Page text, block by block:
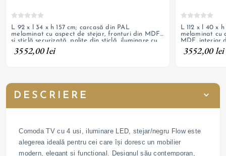
L 92 x l 34 x h 157 cm; carcasă din PAL
melaminat cu aspect de stejar, fronturi din MDF
și sticlă securizată, polițe din sticlă, iluminare cu
bandă LED, picioare din otel vopsit negru
3552,00 lei
L 112 x l 40 x
melaminat cu
MDF, interior
bandă LED,
3552,00 lei
DESCRIERE
Comoda TV cu 4 usi, iluminare LED, stejar/negru Flow este
alegerea ideală pentru cei care își doresc un mobilier
modern, elegant și funcțional. Designul său contemporan,